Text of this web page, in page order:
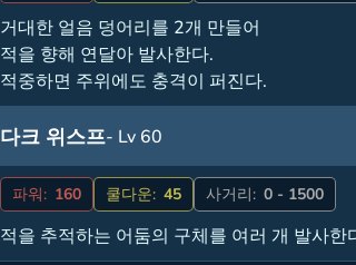
거대한 얼음 덩어리를 2개 만들어
적을 향해 연달아 발사한다.
적중하면 주위에도 충격이 퍼진다.
다크 위스프- Lv 60
파워: 160 쿨다운: 45 사거리: 0 - 1500
적을 추적하는 어둠의 구체를 여러 개 발사한